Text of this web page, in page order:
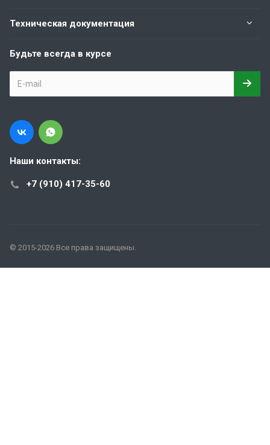
Техническая документация
Будьте всегда в курсе
Наши контакты:
+7 (910) 417-35-60
© 2015-2026 Все права защищены.